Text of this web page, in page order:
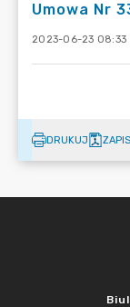
Umowa Nr
2023-06-23 08:33
DRUKUJ